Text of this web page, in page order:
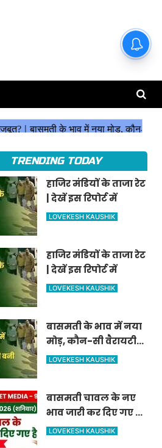
TRENDING TODAY
हाजिर मंडियों के ताजा रेट
| देखें इस रिपोर्ट में
LOVEKESH KAUSHIK
हाजिर मंडियों के ताजा रेट
| देखें इस रिपोर्ट में
LOVEKESH KAUSHIK
बासमती के भाव में नया
मोड़, कौन-सी वैरायटी
बनी सबसे मजबूत?
LOVEKESH KAUSHIK
बासमती चावल के नए
भाव जारी कर दिए गए है |
देखें इस रिपोर्ट में
LOVEKESH KAUSHIK